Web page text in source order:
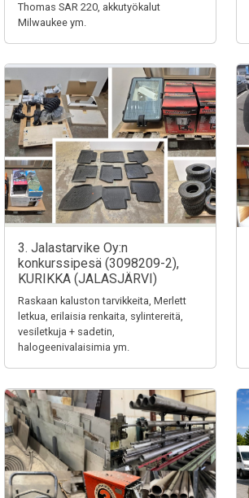
Thomas SAR 220, akkutyökalut
Milwaukee ym.
3. Jalastarvike Oy:n
konkurssipesä (3098209-2),
KURIKKA (JALASJÄRVI)
Raskaan kaluston tarvikkeita, Merlett
letkua, erilaisia renkaita, sylintereitä,
vesiletkuja + sadetin,
halogeenivalaisimia ym.